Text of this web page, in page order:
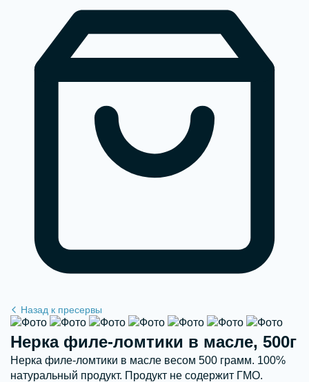
Нерка филе-ломтики в масле, 500г
Нерка филе-ломтики в масле весом 500 грамм. 100%
натуральный продукт. Продукт не содержит ГМО.